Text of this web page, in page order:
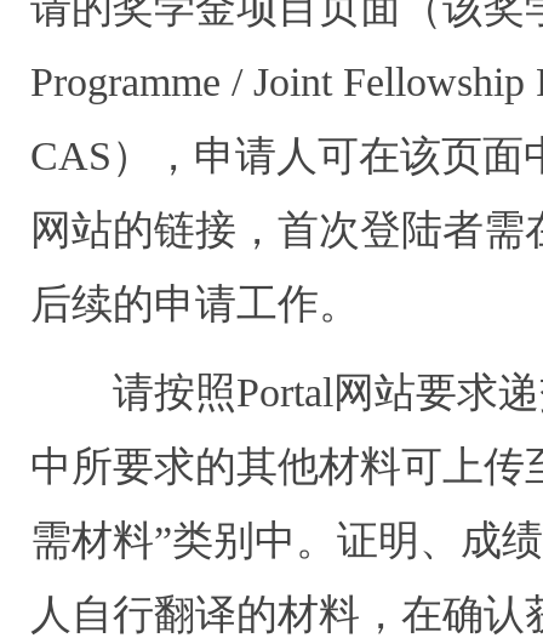
Programme / Joint
CAS），申请人可在该页
网站的链接，首次登陆者
后续的申请工作。
请按照Portal网站要求递
中所要求的其他材料可上传
需材料”类别中。证明、成
人自行翻译的材料，在确